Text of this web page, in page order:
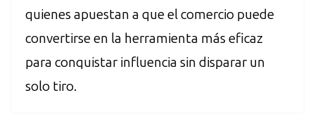
quienes apuestan a que el comercio puede
convertirse en la herramienta más eficaz
para conquistar influencia sin disparar un
solo tiro.